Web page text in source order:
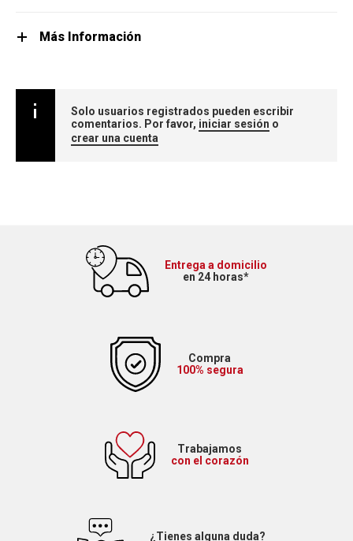
Más Información
Solo usuarios registrados pueden escribir
comentarios. Por favor, iniciar sesión o
crear una cuenta
Entrega a domicilio
en 24 horas*
Compra
100% segura
Trabajamos
con el corazón
¿Tienes alguna duda?